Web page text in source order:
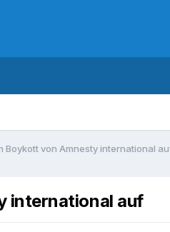
Boykott von Amnesty international
international auf